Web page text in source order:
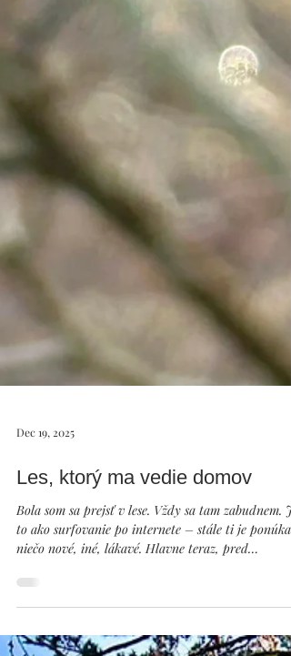
Dec 19, 2025
Les, ktorý ma vedie domov
Bola som sa prejsť v lese. Vždy sa tam zabudnem. Je
niečo nové, iné, lákavé. Hlavne teraz, pred
VIanocami, lebo veď keď toto nekúpiš, tak nie si ani
si tak hlboko ponorená, že čas prestane existovať.